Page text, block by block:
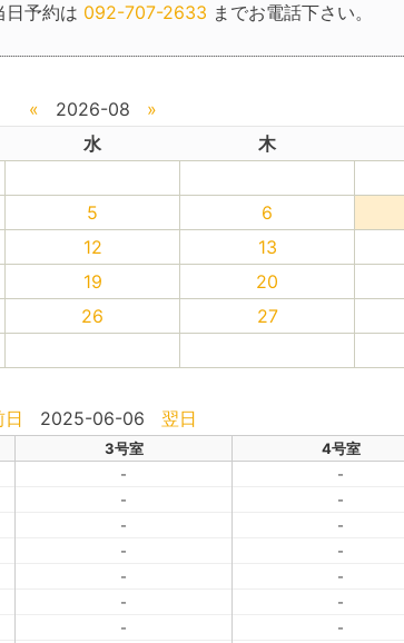
日予約は 092-707-2633 までお電話下さい。
« 2026-08
»
水 木
5 6
12 13
19 20
26 27
日 2025-06-06 翌日
3号室 4号室
- -
- -
- -
- -
- -
- -
- -